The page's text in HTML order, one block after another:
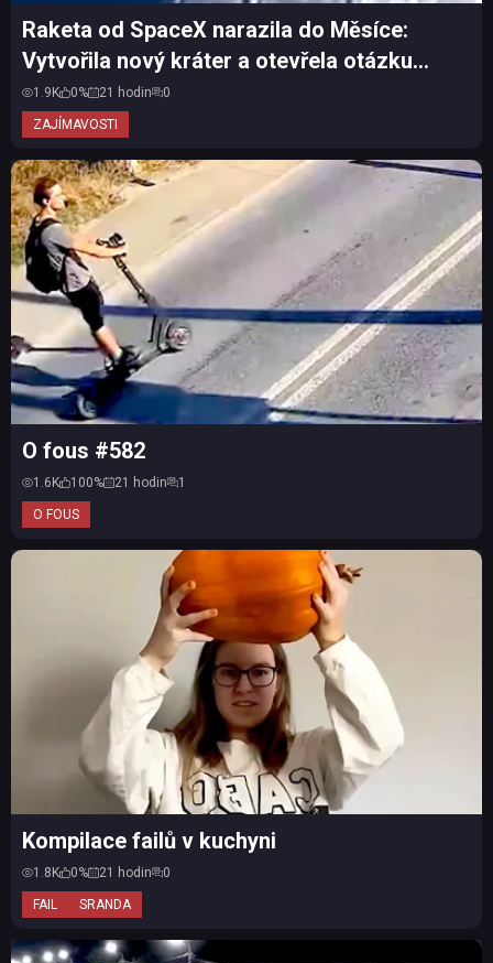
ZAJÍMAVOSTI
Raketa od SpaceX narazila do Měsíce:
Vytvořila nový kráter a otevřela otázku
vesmírného odpadu
1.9K 0% 21 hodin 0
O FOUS
O fous #582
1.6K 100% 21 hodin 1
FAIL SRANDA
Kompilace failů v kuchyni
1.8K 0% 21 hodin 0